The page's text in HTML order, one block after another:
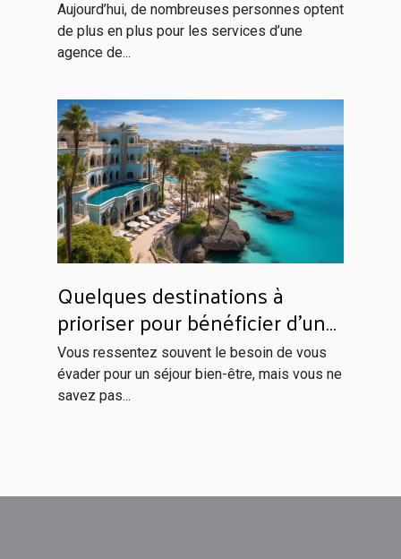
Aujourd’hui, de nombreuses personnes optent
de plus en plus pour les services d’une
agence de...
Quelques destinations à
prioriser pour bénéficier d’un
séjour inoubliable
Vous ressentez souvent le besoin de vous
évader pour un séjour bien-être, mais vous ne
savez pas...